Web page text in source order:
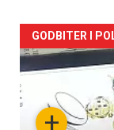
Forsiden
akkurat
nå+
GODBITER I